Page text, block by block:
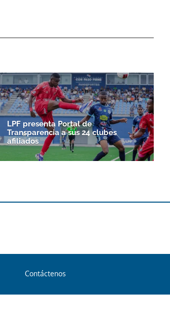
LPF presenta Portal de
Transparencia a sus 24 clubes
afiliados
Contáctenos